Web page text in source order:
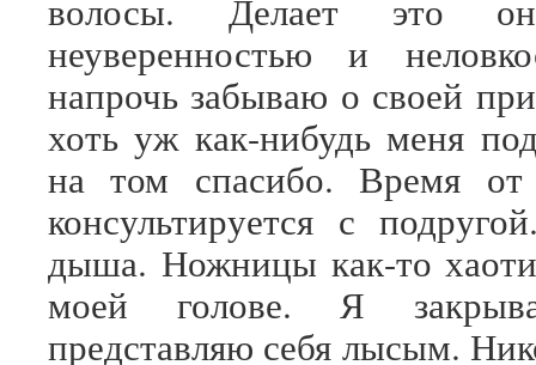
волосы. Делает это
неуверенностью и
напрочь забываю о своей
хоть уж как-нибудь меня
на том спасибо. Время
консультируется с
дыша. Ножницы как-то
моей голове. Я
представляю себя лысым.